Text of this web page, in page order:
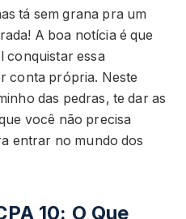
tá sem grana pra um
A boa notícia é que
conquistar essa
conta própria. Neste
das pedras, te dar as
você não precisa
entrar no mundo dos
10: O Que